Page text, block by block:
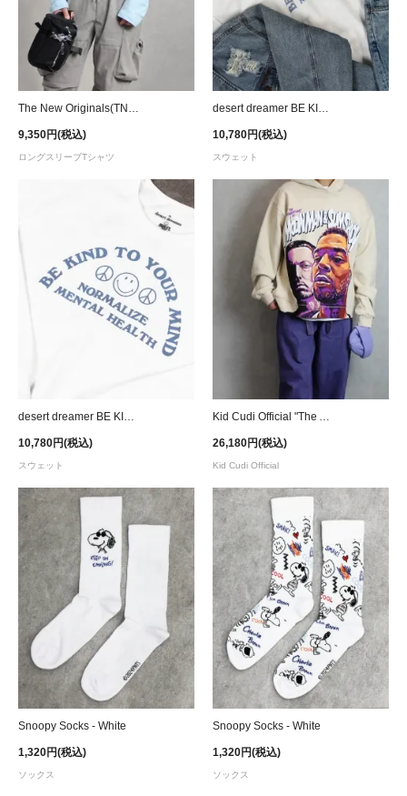
9,350円(税込)
ロングスリーブTシャツ
10,780円(税込)
スウェット
10,780円(税込)
スウェット
26,180円(税込)
Kid Cudi Official
Snoopy Socks - White
1,320円(税込)
ソックス
Snoopy Socks - White
1,320円(税込)
ソックス